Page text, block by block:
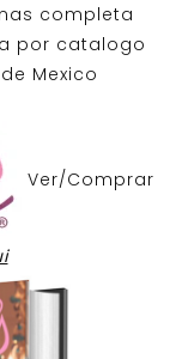
completa
por catalogo
Mexico
Ver/Comprar